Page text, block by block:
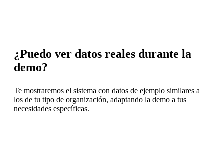
¿Puedo ver datos reales durante la
demo?
Te mostraremos el sistema con datos de ejemplo similares a
los de tu tipo de organización, adaptando la demo a tus
necesidades específicas.